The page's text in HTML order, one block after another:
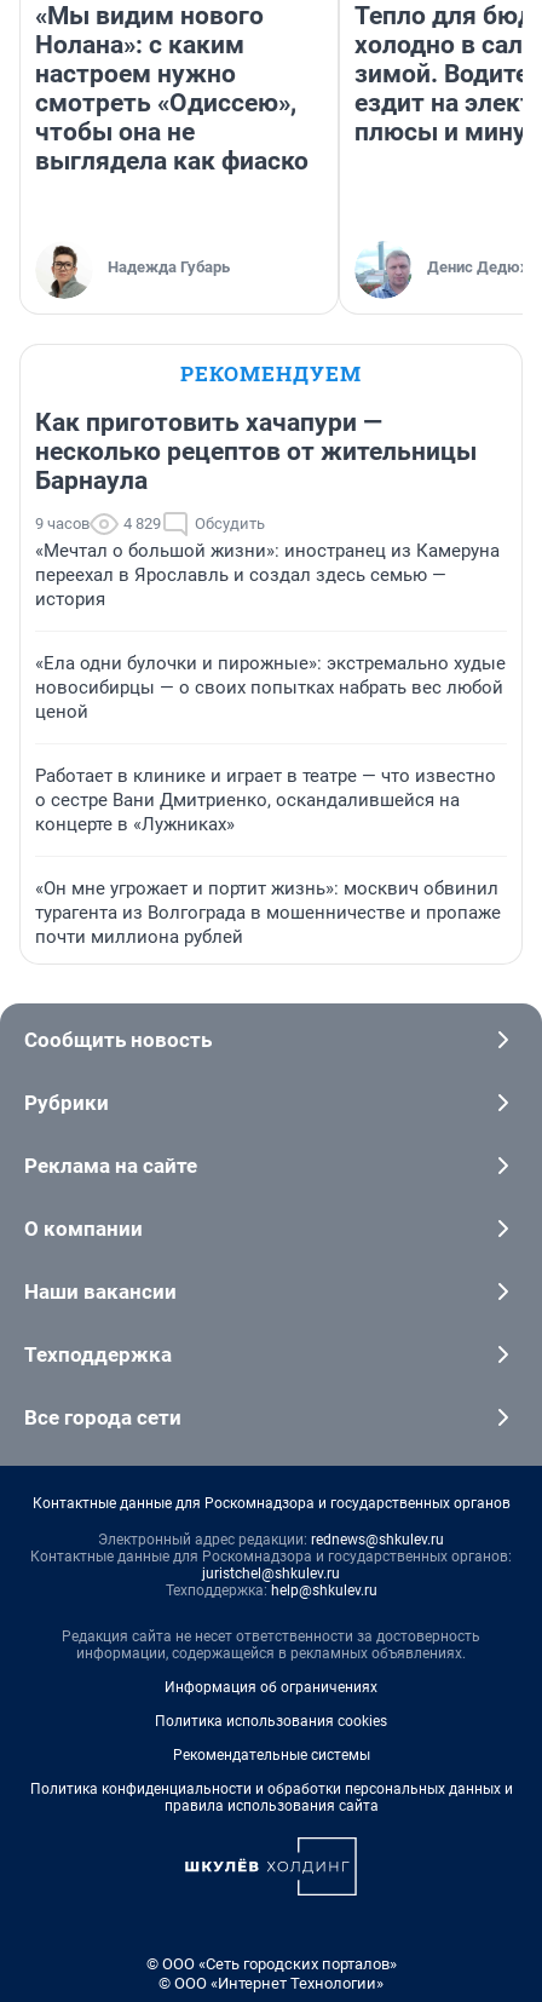
«Мы видим нового
Нолана»: с каким
настроем нужно
смотреть «Одиссею»,
чтобы она не
выглядела как фиаско
Надежда Губарь
Тепло для
холодно в
зимой.
ездит на
плюсы и
Денис
РЕКОМЕНДУЕМ
Как приготовить хачапури —
несколько рецептов от жительницы
Барнаула
9 часов 4 829 Обсудить
«Мечтал о большой жизни»: иностранец из Камеруна
переехал в Ярославль и создал здесь семью —
история
«Ела одни булочки и пирожные»: экстремально худые
новосибирцы — о своих попытках набрать вес любой
ценой
Работает в клинике и играет в театре — что известно
о сестре Вани Дмитриенко, оскандалившейся на
концерте в «Лужниках»
«Он мне угрожает и портит жизнь»: москвич обвинил
турагента из Волгограда в мошенничестве и пропаже
почти миллиона рублей
Сообщить новость
Рубрики
Реклама на сайте
О компании
Наши вакансии
Техподдержка
Все города сети
Контактные данные для Роскомнадзора и государственных органов
Электронный адрес редакции: rednews@shkulev.ru
Контактные данные для Роскомнадзора и государственных органов:
juristchel@shkulev.ru
Техподдержка: help@shkulev.ru
Редакция сайта не несет ответственности за достоверность
информации, содержащейся в рекламных объявлениях.
Информация об ограничениях
Политика использования cookies
Рекомендательные системы
Политика конфиденциальности и обработки персональных данных и
правила использования сайта
© ООО «Сеть городских порталов»
© ООО «Интернет Технологии»